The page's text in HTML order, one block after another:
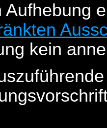
Aufhebung
kein